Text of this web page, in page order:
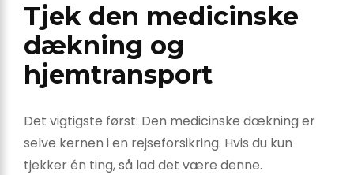
Tjek den medicinske
dækning og
hjemtransport
Det vigtigste først: Den medicinske dækning er
selve kernen i en rejseforsikring. Hvis du kun
tjekker én ting, så lad det være denne.